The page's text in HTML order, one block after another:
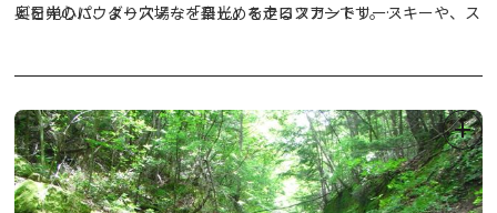
奥日光のパウダースノーを楽しめるクロスカントリースキーや、ス
どを中心に、より穴場な「日光」を走るツアーです。
育まれた里山の風景を、E-BIKEに乗って楽しく巡るツアーです。
⇒詳細はこちら
●雲竜渓谷スノートレッキングNAOCのトレッキングツアーで一番